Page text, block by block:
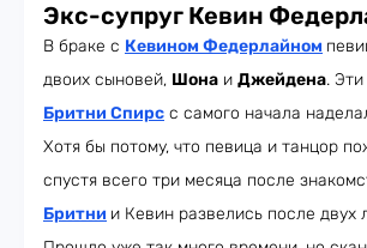
Экс-супруг Кевин
В браке с Кевином Федерлайном
двоих сыновей, Шона и Джейдена.
Бритни Спирс с самого начала
Хотя бы потому, что певица и танцор
спустя всего три месяца после
Бритни и Кевин развелись после двух